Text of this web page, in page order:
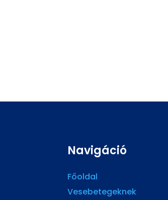
Navigáció
Főoldal
Vesebetegeknek